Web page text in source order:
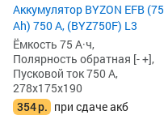
Аккумулятор BYZON EFB (75
Ah) 750 А, (BYZ750F) L3
Ёмкость 75 А·ч,
Полярность обратная [- +],
Пусковой ток 750 А,
278x175x190
354р. при сдаче акб